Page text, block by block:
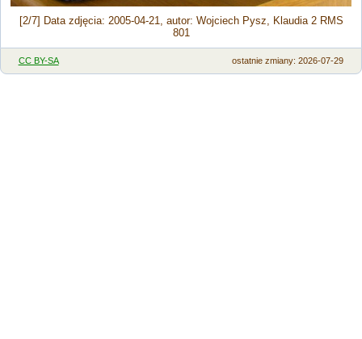
[2/7] Data zdjęcia: 2005-04-21, autor: Wojciech Pysz, Klaudia 2 RMS
801
CC BY-SA ostatnie zmiany: 2026-07-29